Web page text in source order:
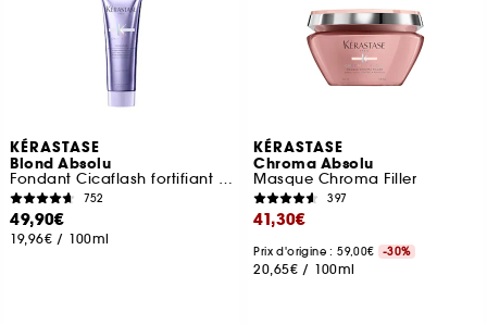
KÉRASTASE
Blond Absolu
Fondant Cicaflash fortifiant cheveux blonds, décolorés, méchés
752
49,90€
19,96€ / 100ml
KÉRASTASE
Chroma Absolu
Masque Chroma Filler
397
41,30€
Prix d'origine : 59,00€ -30%
20,65€ / 100ml